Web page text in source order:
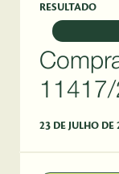
RESULTADO
23 DE JULHO DE